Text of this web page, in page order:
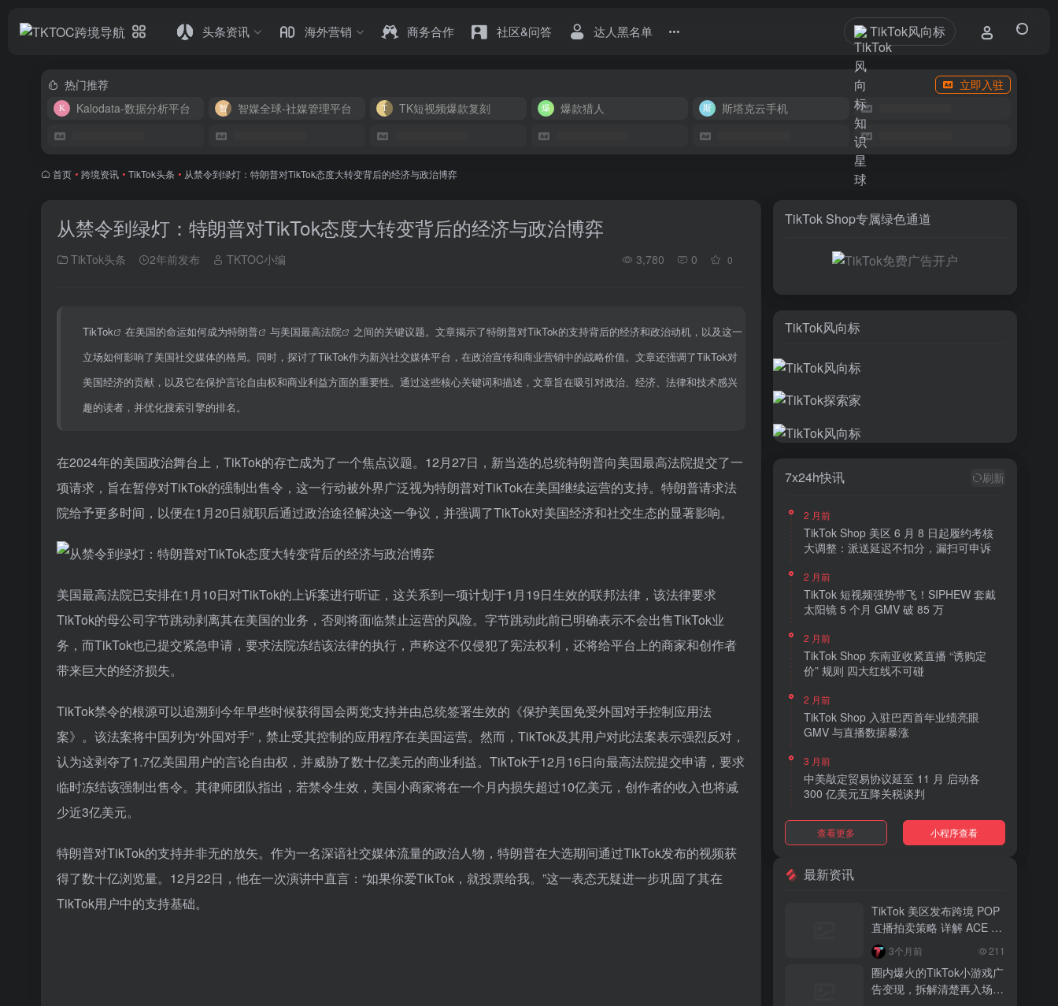
头条资讯 海外营销 商务合作 社区&问答 达人黑名单 TikTok风向标
热门推荐
立即入驻
Kalodata-数据分析平台
智媒全球-社媒管理平台 TK短视频爆款复刻 爆款猎人 斯塔克云手机
首页 • 跨境资讯 • TikTok头条 • 从禁令到绿灯：特朗普对TikTok态度大转变背后的经济与政治博弈
从禁令到绿灯：特朗普对TikTok态度大转变背后的经济与政治博弈
TikTok头条 2年前发布 TKTOC小编 3,780 0 0
TikTok 在美国的命运如何成为特朗普 与美国最高法院
之间的关键议题。文章揭示了特朗普对TikTok的支持背后的经济和政治动机，以及这一
立场如何影响了美国社交媒体的格局。同时，探讨了TikTok作为新兴社交媒体平台，在政治宣传和商业营销中的战略价值。文章还强调了TikTok对
美国经济的贡献，以及它在保护言论自由权和商业利益方面的重要性。通过这些核心关键词和描述，文章旨在吸引对政治、经济、法律和技术感兴
趣的读者，并优化搜索引擎的排名。
在2024年的美国政治舞台上，TikTok的存亡成为了一个焦点议题。12月27日，新当选的总统特朗普向美国最高法院提交了一
项请求，旨在暂停对TikTok的强制出售令，这一行动被外界广泛视为特朗普对TikTok在美国继续运营的支持。特朗普请求法
院给予更多时间，以便在1月20日就职后通过政治途径解决这一争议，并强调了TikTok对美国经济和社交生态的显著影响。
美国最高法院已安排在1月10日对TikTok的上诉案进行听证，这关系到一项计划于1月19日生效的联邦法律，该法律要求
TikTok的母公司字节跳动剥离其在美国的业务，否则将面临禁止运营的风险。字节跳动此前已明确表示不会出售TikTok业
务，而TikTok也已提交紧急申请，要求法院冻结该法律的执行，声称这不仅侵犯了宪法权利，还将给平台上的商家和创作者
带来巨大的经济损失。
TikTok禁令的根源可以追溯到今年早些时候获得国会两党支持并由总统签署生效的《保护美国免受外国对手控制应用法
案》。该法案将中国列为“外国对手”，禁止受其控制的应用程序在美国运营。然而，TikTok及其用户对此法案表示强烈反对，
认为这剥夺了1.7亿美国用户的言论自由权，并威胁了数十亿美元的商业利益。TikTok于12月16日向最高法院提交申请，要求
临时冻结该强制出售令。其律师团队指出，若禁令生效，美国小商家将在一个月内损失超过10亿美元，创作者的收入也将减
少近3亿美元。
特朗普对TikTok的支持并非无的放矢。作为一名深谙社交媒体流量的政治人物，特朗普在大选期间通过TikTok发布的视频获
得了数十亿浏览量。12月22日，他在一次演讲中直言：“如果你爱TikTok，就投票给我。”这一表态无疑进一步巩固了其在
TikTok用户中的支持基础。
TikTok Shop专属绿色通道
TikTok风向标
7x24h快讯 刷新
2 月前
TikTok Shop 美区 6 月 8 日起履约考核
大调整：派送延迟不扣分，漏扫可申诉
2 月前
TikTok 短视频强势带飞！SIPHEW 套戴
太阳镜 5 个月 GMV 破 85 万
2 月前
TikTok Shop 东南亚收紧直播 “诱购定
价” 规则 四大红线不可碰
2 月前
TikTok Shop 入驻巴西首年业绩亮眼
GMV 与直播数据暴涨
3 月前
中美敲定贸易协议延至 11 月 启动各
300 亿美元互降关税谈判
3 月前
TikTok Shop 上线 “三日达” 标签 履约
3 月前
者接受 AI 代下单
TikTok Shop 爱尔兰全面开放入驻 本土
品牌可零门槛开店
查看更多 小程序查看
最新资讯
TikTok 美区发布跨境 POP
直播拍卖策略 详解 ACE 选
品与三大拍卖机制
3个月前 211
圈内爆火的TikTok小游戏广
告变现，拆解清楚再入场，